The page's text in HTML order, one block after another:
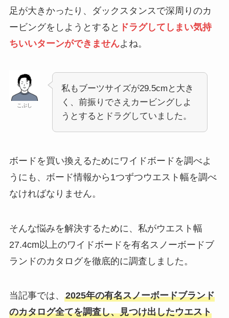
足が大きかったり、ダックスタンスで深周りのカ
ービングをしようとすると ドラグしてしまい気持
ちいいターンができませんよね。
こぶし
私もブーツサイズが29.5cmと大き
く、前振りでさえカービングしよ
うとするとドラグしていました。
ボードを買い換えるためにワイドボードを調べよ
うにも、ボード情報から1つずつウエスト幅を調べ
なければなりません。
そんな悩みを解決するために、私がウエスト幅
27.4cm以上のワイドボードを有名スノーボードブ
ランドのカタログを徹底的に調査しました。
当記事では、 2025年の有名スノーボードブランド
のカタログ全てを調査し、見つけ出したウエスト